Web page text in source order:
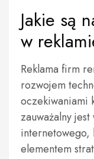
Jakie są
w
Reklama firm
rozwojem
oczekiwaniami
zauważalny
internetowego,
elementem